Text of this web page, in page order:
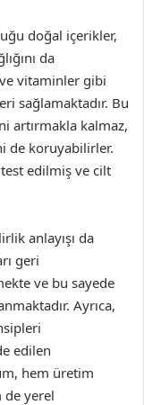
doğal içerikler,
da
vitaminler gibi
sağlamaktadır. Bu
artırmakla kalmaz,
de koruyabilirler.
edilmiş ve cilt
anlayışı da
geri
ve bu sayede
Ayrıca,
edilen
hem üretim
de yerel